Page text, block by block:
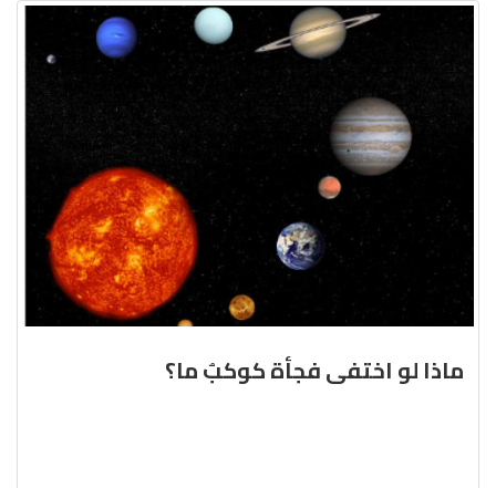
ماذا لو اختفى فجأة كوكبٌ ما؟